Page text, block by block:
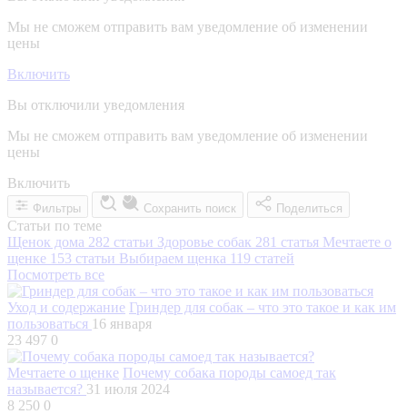
Мы не сможем отправить вам уведомление об изменении
цены
Включить
Вы отключили уведомления
Мы не сможем отправить вам уведомление об изменении
цены
Включить
Фильтры Сохранить поиск Поделиться
Статьи по теме
Щенок дома 282 статьи Здоровье собак 281 статья Мечтаете о
щенке 153 статьи Выбираем щенка 119 статей
Посмотреть все
Уход и содержание Гриндер для собак – что это такое и как им
пользоваться 16 января
23 497 0
Мечтаете о щенке Почему собака породы самоед так
называется? 31 июля 2024
8 250 0